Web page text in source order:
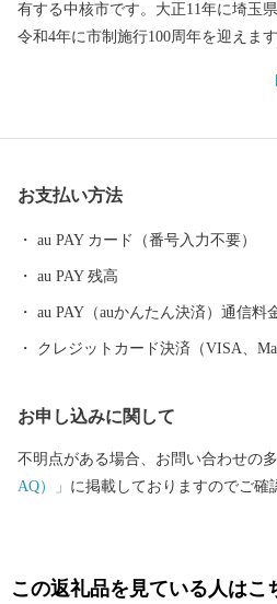
有する中核市です。大正11年に埼玉
令和4年に市制施行100周年を迎えます。 遠く古代より交通
には桓武平氏の流れをくむ武蔵武士
ました。江戸時代には江戸の北の守
資の集積地として重要視されました。 川越市は、都心から30キロ
物などを生産する近郊農業、交通の
統に培われた商工業、豊かな歴史と
充実した都市機能を有しています。
市像に、さまざまな施策を着実に進
向けて取り組んでいます。 川越市
応援したい方 ご支援をよろしくお願
お支払い方法
au PAY カード（番号入力不要）
au PAY 残高
au PAY（auかんたん決済）通信料
クレジットカード決済（VISA、
お申し込みに関して
不明点がある場合、お問い合わせの
AQ）」 に掲載しておりますのでご確
この返礼品を見ている人はこ